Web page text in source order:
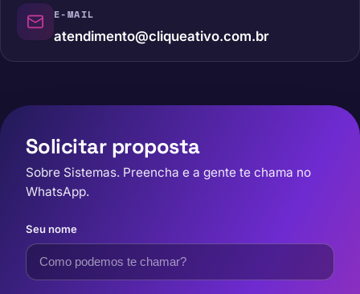
E-MAIL
atendimento@cliqueativo.com.br
Solicitar proposta
Sobre Sistemas. Preencha e a gente te chama no
WhatsApp.
Seu nome